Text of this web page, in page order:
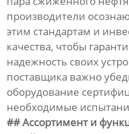
производители
этим стандартам и
качества, чтобы
надежность своих
поставщика важно
оборудование
необходимые
## Ассортимент и